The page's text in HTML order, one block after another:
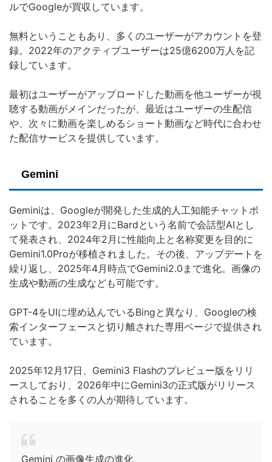
ルでGoogleが買収しています。
無料ということもあり、多くのユーザーがアカウントを登
録。2022年のアクティブユーザーは25億6200万人を記
録しています。
最初はユーザーがアップロードした動画を他ユーザーが視
聴する動画がメインだったが、最近はユーザーの生配信
や、次々に動画を楽しめるショート動画など時代に合わせ
た配信サービスを提供しています。
Gemini
Geminiは、Googleが開発した生成的人工知能チャットボ
ットです。2023年2月にBardという名前で会話型AIとし
て発表され、2024年2月に性能向上と名称変更を目的に
Gemini1.0Proが移植されました。その後、アップデートを
繰り返し、2025年4月時点でGemini2.0まで進化。画像の
生成や動画の生成なども可能です。
GPT-4をUIに埋め込んでいるBingと異なり、Googleの検
索インターフェースと切り離された専用ページで提供され
ています。
2025年12月17日、Gemini3 Flashのプレビュー版をリリ
ースしており、2026年中にGemini3の正式版がリリース
されることを多くの人が期待しています。
Gemini の画像生成の進化